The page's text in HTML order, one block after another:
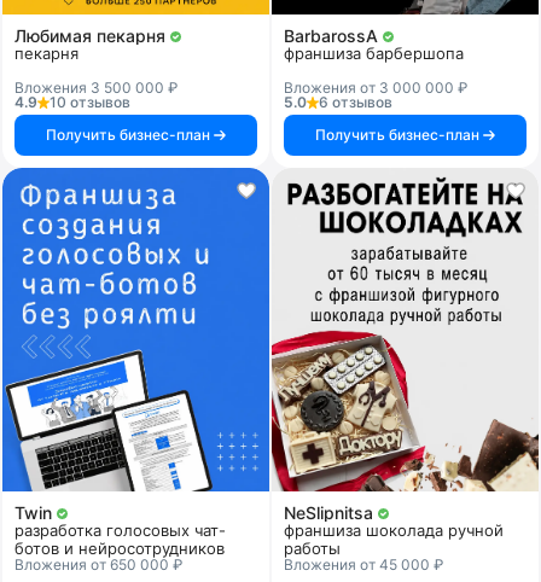
Любимая пекарня
пекарня
Вложения 3 500 000 ₽
4.9
10 отзывов
Получить бизнес-план
BarbarossA
франшиза барбершопа
Вложения от 3 000 000 ₽
5.0
6 отзывов
Получить бизнес-план
Twin
разработка голосовых чат-
ботов и нейросотрудников
Вложения от 650 000 ₽
NeSlipnitsa
франшиза шоколада ручной
работы
Вложения от 45 000 ₽